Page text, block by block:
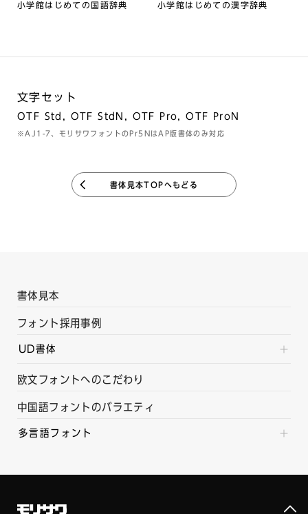
小学館はじめての国語辞典 小学館はじめての漢字辞典
文字セット
OTF Std, OTF StdN, OTF Pro, OTF ProN
※AJ1-7、モリサワフォントのPr5NはAP版書体のみ対応
書体見本TOPへもどる
書体見本
フォント採用事例
UD書体
欧文フォントへのこだわり
中国語フォントのバラエティ
多言語フォント